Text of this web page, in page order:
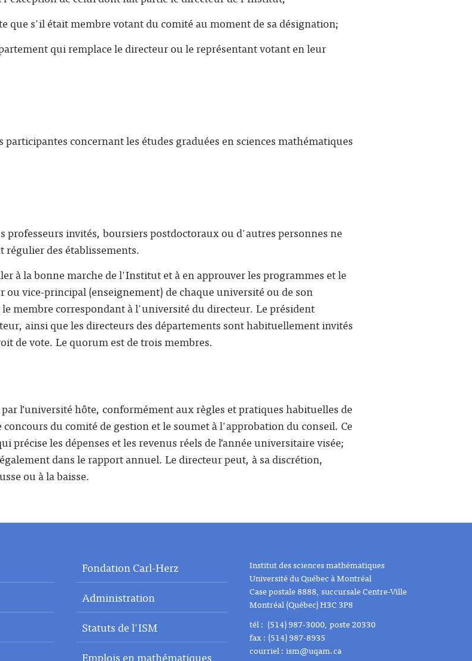
que s'il était membre votant du comité au moment de sa désignation;
qui remplace le directeur ou le représentant votant en leur
concernant les études graduées en sciences mathématiques
professeurs invités, boursiers postdoctoraux ou d'autres personnes ne
régulier des établissements.
à la bonne marche de l'Institut et à en approuver les programmes et le
ou vice-principal (enseignement) de chaque université ou de son
membre correspondant à l'université du directeur. Le président
ainsi que les directeurs des départements sont habituellement invités
de vote. Le quorum est de trois membres.
l’université hôte, conformément aux règles et pratiques habituelles de
du comité de gestion et le soumet à l'approbation du conseil. Ce
les dépenses et les revenus réels de l’année universitaire visée;
dans le rapport annuel. Le directeur peut, à sa discrétion,
ou à la baisse.
Fondation Carl-Herz
Administration
Statuts de l'ISM
Emplois en mathématiques
Institut des sciences mathématiques
Université du Québec à Montréal
Case postale 8888, succursale Centre-Ville
Montréal (Québec) H3C 3P8
tél : (514) 987-3000, poste 20330
fax : (514) 987-8935
courriel : ism@uqam.ca